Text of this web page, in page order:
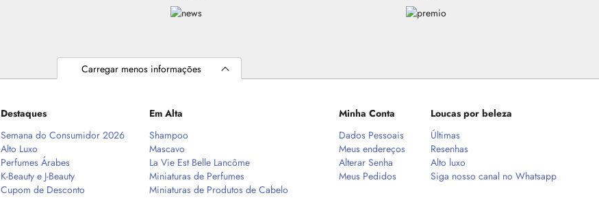
Carregar menos informações
Destaques
Semana do Consumidor 2026
Alto Luxo
Perfumes Árabes
K-Beauty e J-Beauty
Cupom de Desconto
Em Alta
Shampoo
Mascavo
La Vie Est Belle Lancôme
Miniaturas de Perfumes
Miniaturas de Produtos de Cabelo
Minha Conta
Dados Pessoais
Meus endereços
Alterar Senha
Meus Pedidos
Loucas por beleza
Últimas
Resenhas
Alto luxo
Siga nosso canal no Whatsapp